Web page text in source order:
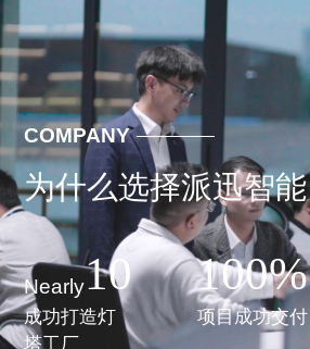
COMPANY
为什么选择派迅智能
Nearly10
成功打造灯
塔工厂
100%
项目成功交付